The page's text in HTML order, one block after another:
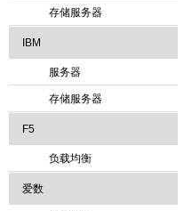
存储服务器
IBM
服务器
存储服务器
F5
负载均衡
爱数